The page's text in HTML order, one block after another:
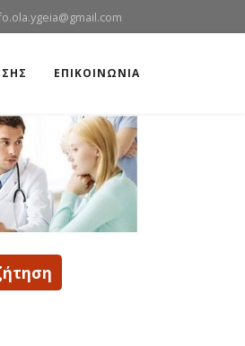
ΕΠΙΚΟΙΝΩΝΙΑ